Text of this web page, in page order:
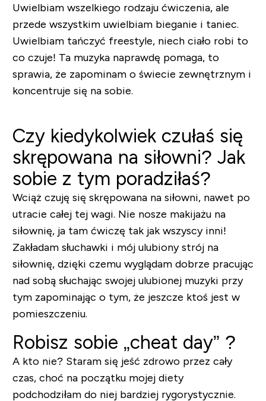
Uwielbiam wszelkiego rodzaju ćwiczenia, ale
przede wszystkim uwielbiam bieganie i taniec.
Uwielbiam tańczyć freestyle, niech ciało robi to
co czuje! Ta muzyka naprawdę pomaga, to
sprawia, że zapominam o świecie zewnętrznym i
koncentruje się na sobie.
Czy kiedykolwiek czułaś się
skrępowana na siłowni? Jak
sobie z tym poradziłaś?
Wciąż czuję się skrępowana na siłowni, nawet po
utracie całej tej wagi. Nie nosze makijażu na
siłownię, ja tam ćwiczę tak jak wszyscy inni!
Zakładam słuchawki i mój ulubiony strój na
siłownię, dzięki czemu wyglądam dobrze pracując
nad sobą słuchając swojej ulubionej muzyki przy
tym zapominając o tym, że jeszcze ktoś jest w
pomieszczeniu.
Robisz sobie „cheat day” ?
A kto nie? Staram się jeść zdrowo przez cały
czas, choć na początku mojej diety
podchodziłam do niej bardziej rygorystycznie.